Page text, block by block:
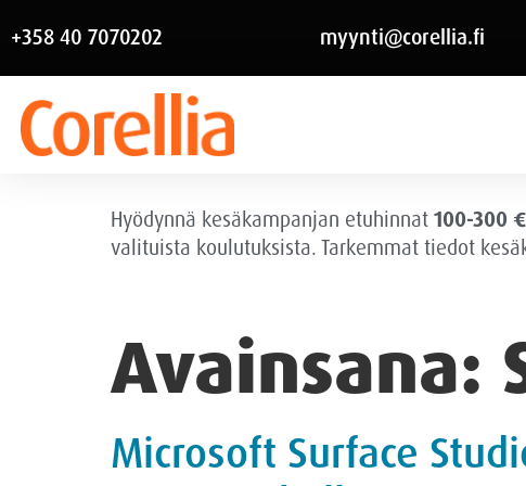
+358 40 7070202 myynti@corellia.fi
Hyödynnä kesäkampanjan etuhinnat 100-300
valituista koulutuksista. Tarkemmat tiedot
Avainsana:
Microsoft Surface